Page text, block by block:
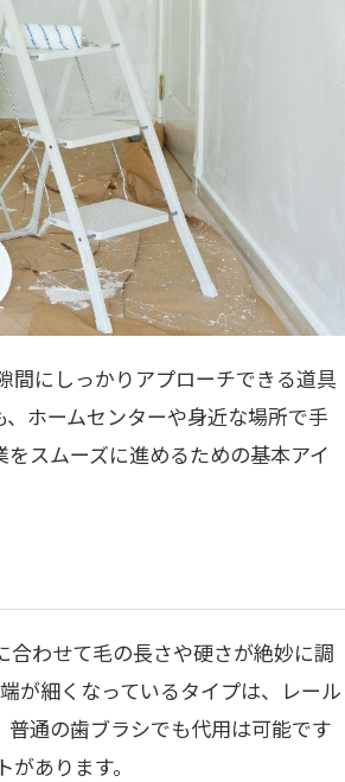
間にしっかりアプローチできる道具
ホームセンターや身近な場所で手
スムーズに進めるための基本アイ
わせて毛の長さや硬さが絶妙に調
が細くなっているタイプは、レール
通の歯ブラシでも代用は可能です
あります。